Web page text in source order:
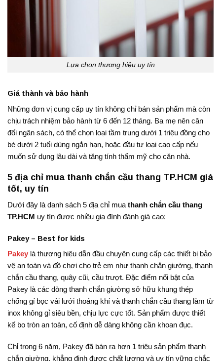
Lựa chon thương hiệu uy tín
Giá thành và bảo hành
Những đơn vị cung cấp uy tín không chỉ bán sản phẩm mà còn
chịu trách nhiệm bảo hành từ 6 đến 12 tháng. Ba mẹ nên cân
đối ngân sách, có thể chọn loại tầm trung dưới 1 triệu đồng cho
bé dưới 2 tuổi dùng ngắn hạn, hoặc đầu tư loại cao cấp nếu
muốn sử dụng lâu dài và tăng tính thẩm mỹ cho căn nhà.
5 địa chỉ mua thanh chắn cầu thang TP.HCM giá
tốt, uy tín
Dưới đây là danh sách 5 địa chỉ mua thanh chắn cầu thang
TP.HCM uy tín được nhiều gia đình đánh giá cao:
Pakey – Best for kids
Pakey là thương hiệu dẫn đầu chuyên cung cấp các thiết bị bảo
vệ an toàn và đồ chơi cho trẻ em như thanh chắn giường, thanh
chắn cầu thang, quây cũi, cầu trượt. Đặc điểm nổi bật của
Pakey là các dòng thanh chắn giường sở hữu khung thép
chống gỉ bọc vải lưới thoáng khí và thanh chắn cầu thang làm từ
inox không gỉ siêu bền, chịu lực cực tốt. Sản phẩm được thiết
kế bo tròn an toàn, cố định dễ dàng không cần khoan đục.
Chỉ trong 6 năm, Pakey đã bán ra hơn 1 triệu sản phẩm thanh
chắn giường, khẳng định được chất lượng và uy tín vững chắc